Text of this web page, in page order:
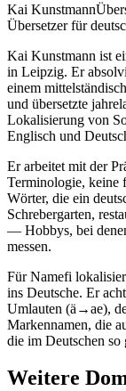
Kai Kunstmann
Übersetzer für
Kai Kunstmann ist
in Leipzig. Er
einem
und übersetzte
Lokalisierung von
Englisch und
Er arbeitet mit der
Terminologie, keine
Wörter, die ein
Schrebergarten,
— Hobbys, bei
messen.
Für Namefi
ins Deutsche. Er
Umlauten (ä→ae),
Markennamen, die
die im Deutschen
Weitere